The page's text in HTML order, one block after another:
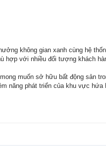
không gian xanh cùng hệ
hợp với nhiều đối tượng khách
muốn sở hữu bất động sản
năng phát triển của khu vực